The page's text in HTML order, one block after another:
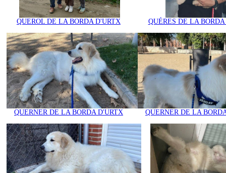
QUEROL DE LA BORDA D'URTX QUÉRES DE LA
QUERNER DE LA BORDA D'URTX QUERNER DE LA